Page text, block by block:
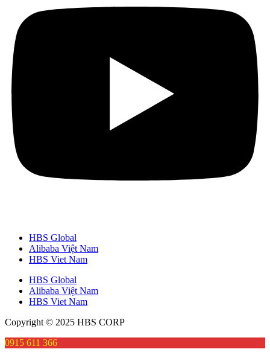
HBS Global
Alibaba Việt Nam
HBS Viet Nam
HBS Global
Alibaba Việt Nam
HBS Viet Nam
Copyright © 2025 HBS CORP
0915 611 366